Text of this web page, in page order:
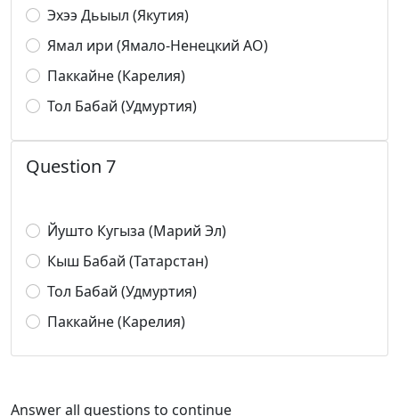
Эхээ Дьыыл (Якутия)
Ямал ири (Ямало-Ненецкий АО)
Паккайне (Карелия)
Тол Бабай (Удмуртия)
Question 7
Йушто Кугыза (Марий Эл)
Кыш Бабай (Татарстан)
Тол Бабай (Удмуртия)
Паккайне (Карелия)
Answer all questions to continue